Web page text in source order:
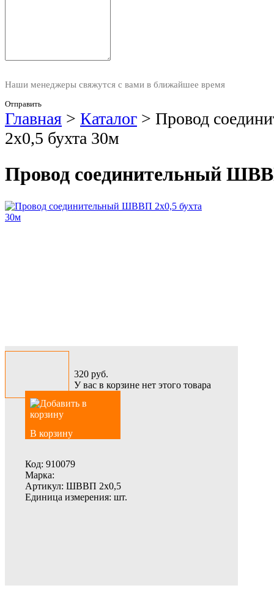
Наши менеджеры свяжутся с вами в ближайшее время
Отправить
Главная > Каталог > Провод
2х0,5 бухта 30м
Провод соединительный
320 руб.
У вас в корзине нет этого товара
В корзину
Код: 910079
Марка:
Артикул: ШВВП 2х0,5
Единица измерения: шт.